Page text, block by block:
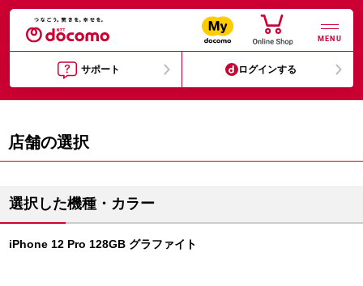
MENU
サポート ログインする
店舗の選択
選択した機種・カラー
iPhone 12 Pro 128GB グラファイト